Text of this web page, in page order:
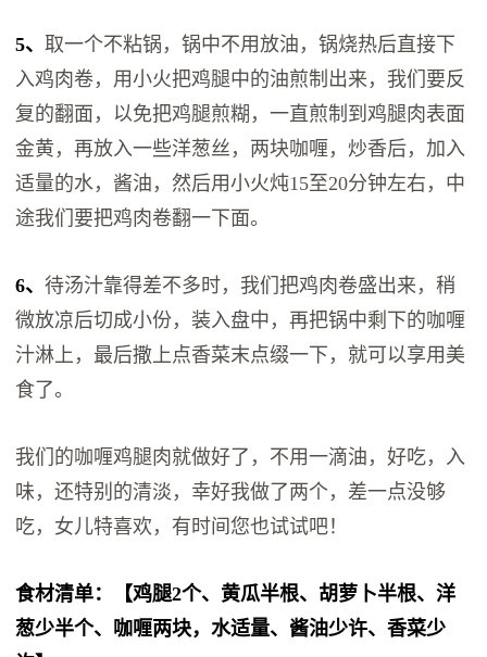
5、取一个不粘锅，锅中不用放油，锅烧热后直接下
入鸡肉卷，用小火把鸡腿中的油煎制出来，我们要反
复的翻面，以免把鸡腿煎糊，一直煎制到鸡腿肉表面
金黄，再放入一些洋葱丝，两块咖喱，炒香后，加入
适量的水，酱油，然后用小火炖15至20分钟左右，中
途我们要把鸡肉卷翻一下面。
6、待汤汁靠得差不多时，我们把鸡肉卷盛出来，稍
微放凉后切成小份，装入盘中，再把锅中剩下的咖喱
汁淋上，最后撒上点香菜末点缀一下，就可以享用美
食了。
我们的咖喱鸡腿肉就做好了，不用一滴油，好吃，入
味，还特别的清淡，幸好我做了两个，差一点没够
吃，女儿特喜欢，有时间您也试试吧！
食材清单：【鸡腿2个、黄瓜半根、胡萝卜半根、洋
葱少半个、咖喱两块，水适量、酱油少许、香菜少